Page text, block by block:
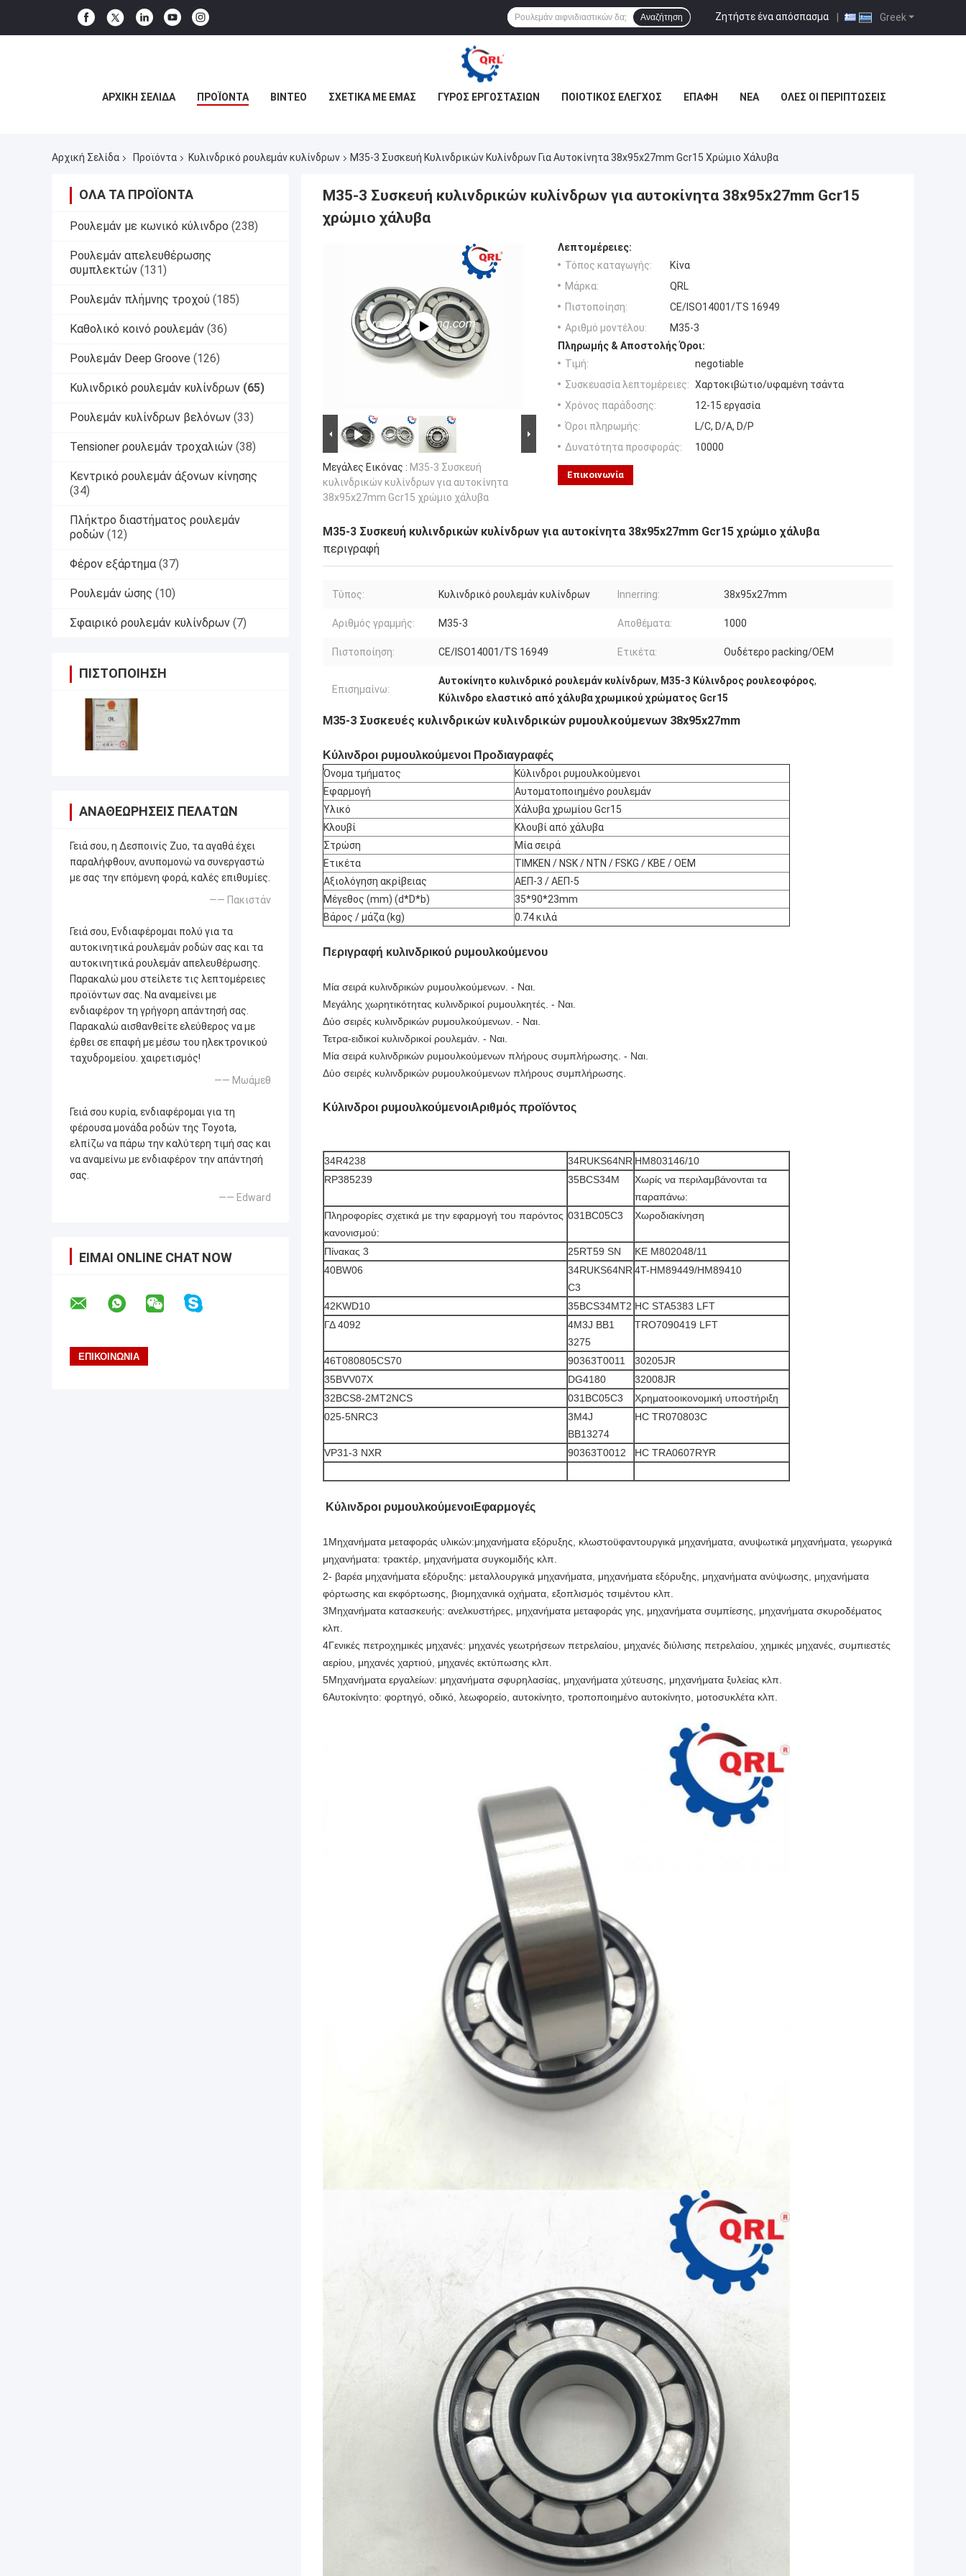
Greek
Ζητήστε ένα απόσπασμα |
Αναζήτηση
ΑΡΧΙΚΉ ΣΕΛΊΔΑ ΠΡΟΪΌΝΤΑ ΒΊΝΤΕΟ ΣΧΕΤΙΚΆ ΜΕ ΕΜΆΣ ΓΎΡΟΣ ΕΡΓΟΣΤΑΣΊΩΝ ΠΟΙΟΤΙΚΌΣ ΈΛΕΓΧΟΣ ΕΠΑΦΉ ΝΈΑ ΌΛΕΣ ΟΙ ΠΕΡΙΠΤΏΣΕΙΣ
Αρχική Σελίδα Προϊόντα Κυλινδρικό ρουλεμάν κυλίνδρων M35-3 Συσκευή Κυλινδρικών Κυλίνδρων Για Αυτοκίνητα 38x95x27mm Gcr15 Χρώμιο Χάλυβα
ΌΛΑ ΤΑ ΠΡΟΪΌΝΤΑ
Ρουλεμάν με κωνικό κύλινδρο (238)
Ρουλεμάν απελευθέρωσης
συμπλεκτών (131)
Ρουλεμάν πλήμνης τροχού (185)
Καθολικό κοινό ρουλεμάν (36)
Ρουλεμάν Deep Groove (126)
Κυλινδρικό ρουλεμάν κυλίνδρων (65)
Ρουλεμάν κυλίνδρων βελόνων (33)
Tensioner ρουλεμάν τροχαλιών (38)
Κεντρικό ρουλεμάν άξονων κίνησης
(34)
Πλήκτρο διαστήματος ρουλεμάν
ροδών (12)
Φέρον εξάρτημα (37)
Ρουλεμάν ώσης (10)
Σφαιρικό ρουλεμάν κυλίνδρων (7)
ΠΙΣΤΟΠΟΊΗΣΗ
ΑΝΑΘΕΩΡΉΣΕΙΣ ΠΕΛΑΤΏΝ
Γειά σου, η Δεσποινίς Zuo, τα αγαθά έχει
παραλήφθουν, ανυπομονώ να συνεργαστώ
με σας την επόμενη φορά, καλές επιθυμίες.
—— Πακιστάν
Γειά σου, Ενδιαφέρομαι πολύ για τα
αυτοκινητικά ρουλεμάν ροδών σας και τα
αυτοκινητικά ρουλεμάν απελευθέρωσης.
Παρακαλώ μου στείλετε τις λεπτομέρειες
προϊόντων σας. Να αναμείνει με
ενδιαφέρον τη γρήγορη απάντησή σας.
Παρακαλώ αισθανθείτε ελεύθερος να με
έρθει σε επαφή με μέσω του ηλεκτρονικού
ταχυδρομείου. χαιρετισμός!
—— Μωάμεθ
Γειά σου κυρία, ενδιαφέρομαι για τη
φέρουσα μονάδα ροδών της Toyota,
ελπίζω να πάρω την καλύτερη τιμή σας και
να αναμείνω με ενδιαφέρον την απάντησή
σας.
—— Edward
ΕΊΜΑΙ ONLINE CHAT NOW
M35-3 Συσκευή κυλινδρικών κυλίνδρων για αυτοκίνητα 38x95x27mm Gcr15
χρώμιο χάλυβα
Μεγάλες Εικόνας : M35-3 Συσκευή
κυλινδρικών κυλίνδρων για αυτοκίνητα
38x95x27mm Gcr15 χρώμιο χάλυβα
Λεπτομέρειες:
Τόπος καταγωγής:
Κίνα
Μάρκα:
QRL
Πιστοποίηση:
CE/ISO14001/TS 16949
Αριθμό μοντέλου:
M35-3
Πληρωμής & Αποστολής Όροι:
Τιμή:
negotiable
Συσκευασία λεπτομέρειες: Χαρτοκιβώτιο/υφαμένη τσάντα
Χρόνος παράδοσης:
12-15 εργασία
Όροι πληρωμής:
L/C, D/A, D/P
Δυνατότητα προσφοράς:
10000
Επικοινωνία
M35-3 Συσκευή κυλινδρικών κυλίνδρων για αυτοκίνητα 38x95x27mm Gcr15 χρώμιο χάλυβα
περιγραφή
Τύπος: Κυλινδρικό ρουλεμάν κυλίνδρων Innerring: 38x95x27mm
Αριθμός γραμμής: M35-3 Αποθέματα: 1000
Πιστοποίηση: CE/ISO14001/TS 16949 Ετικέτα: Ουδέτερο packing/OEM
Επισημαίνω:
Αυτοκίνητο κυλινδρικό ρουλεμάν κυλίνδρων, Μ35-3 Κύλινδρος ρουλεοφόρος,
Κύλινδρο ελαστικό από χάλυβα χρωμικού χρώματος Gcr15
M35-3 Συσκευές κυλινδρικών κυλινδρικών ρυμουλκούμενων 38x95x27mm
Κύλινδροι ρυμουλκούμενοι Προδιαγραφές
Όνομα τμήματος
Κύλινδροι ρυμουλκούμενοι
Εφαρμογή
Αυτοματοποιημένο ρουλεμάν
Υλικό
Χάλυβα χρωμίου Gcr15
Κλουβί
Κλουβί από χάλυβα
Στρώση
Μία σειρά
Ετικέτα
TIMKEN / NSK / NTN / FSKG / KBE / OEM
Αξιολόγηση ακρίβειας
ΑΕΠ-3 / ΑΕΠ-5
Μέγεθος (mm) (d*D*b)
35*90*23mm
Βάρος / μάζα (kg)
0.74 κιλά
Περιγραφή κυλινδρικού ρυμουλκούμενου
Μία σειρά κυλινδρικών ρυμουλκούμενων. - Ναι.
Μεγάλης χωρητικότητας κυλινδρικοί ρυμουλκητές. - Ναι.
Δύο σειρές κυλινδρικών ρυμουλκούμενων. - Ναι.
Τετρα-ειδικοί κυλινδρικοί ρουλεμάν. - Ναι.
Μία σειρά κυλινδρικών ρυμουλκούμενων πλήρους συμπλήρωσης. - Ναι.
Δύο σειρές κυλινδρικών ρυμουλκούμενων πλήρους συμπλήρωσης.
Κύλινδροι ρυμουλκούμενοιΑριθμός προϊόντος
34R4238 34RUKS64NR HM803146/10
RP385239
35BCS34M
Χωρίς να περιλαμβάνονται τα
παραπάνω:
Πληροφορίες σχετικά με την εφαρμογή του παρόντος
κανονισμού:
031BC05C3 Χωροδιακίνηση
Πίνακας 3 25RT59 SN
ΚΕ M802048/11
40BW06
34RUKS64NR
C3
4T-HM89449/HM89410
42KWD10 35BCS34MT2 HC STA5383 LFT
ΓΔ 4092
4M3J BB1
3275
TRO7090419 LFT
46T080805CS70 90363T0011
30205JR
35BVV07X
DG4180
32008JR
32BCS8-2MT2NCS
031BC05C3
Χρηματοοικονομική υποστήριξη
025-5NRC3
3M4J
BB13274
HC TR070803C
VP31-3 NXR 90363T0012 HC TRA0607RYR
Κύλινδροι ρυμουλκούμενοιΕφαρμογές
1Μηχανήματα μεταφοράς υλικών:μηχανήματα εξόρυξης, κλωστοϋφαντουργικά μηχανήματα, ανυψωτικά μηχανήματα, γεωργικά
μηχανήματα: τρακτέρ, μηχανήματα συγκομιδής κλπ.
2- βαρέα μηχανήματα εξόρυξης: μεταλλουργικά μηχανήματα, μηχανήματα εξόρυξης, μηχανήματα ανύψωσης, μηχανήματα
φόρτωσης και εκφόρτωσης, βιομηχανικά οχήματα, εξοπλισμός τσιμέντου κλπ.
3Μηχανήματα κατασκευής: ανελκυστήρες, μηχανήματα μεταφοράς γης, μηχανήματα συμπίεσης, μηχανήματα σκυροδέματος
κλπ.
4Γενικές πετροχημικές μηχανές: μηχανές γεωτρήσεων πετρελαίου, μηχανές διύλισης πετρελαίου, χημικές μηχανές, συμπιεστές
αερίου, μηχανές χαρτιού, μηχανές εκτύπωσης κλπ.
5Μηχανήματα εργαλείων: μηχανήματα σφυρηλασίας, μηχανήματα χύτευσης, μηχανήματα ξυλείας κλπ.
6Αυτοκίνητο: φορτηγό, οδικό, λεωφορείο, αυτοκίνητο, τροποποιημένο αυτοκίνητο, μοτοσυκλέτα κλπ.